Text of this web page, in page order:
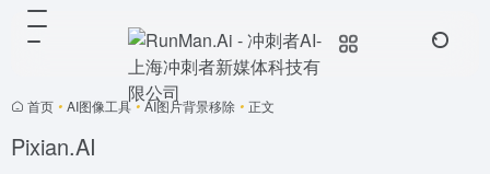
首页 • AI图像工具 • AI图片背景移除 • 正文
Pixian.AI